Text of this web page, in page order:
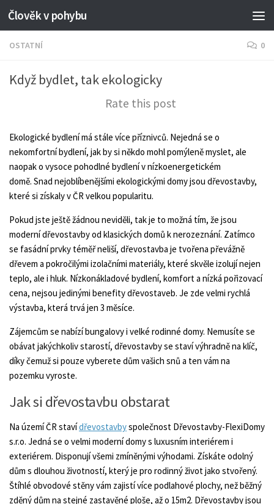
Člověk v pohybu
OSTATNÍ 0
Když bydlet, tak ekologicky
Rate this post
Ekologické bydlení má stále více příznivců. Nejedná se o
nekomfortní bydlení, jak by si někdo mohl pomýleně myslet, ale
naopak o vysoce pohodlné bydlení v nízkoenergetickém
domě. Snad nejoblíbenějšími ekologickými domy jsou dřevostavby,
které si získaly v ČR velkou popularitu.
Pokud jste ještě žádnou neviděli, tak je to možná tím, že jsou
moderní dřevostavby od klasických domů k nerozeznání. Zatímco
se fasádní prvky téměř neliší, dřevostavba je tvořena převážně
dřevem a pokročilými izolačními materiály, které skvěle izolují nejen
teplo, ale i hluk. Nízkonákladové bydlení, komfort a nízká pořizovací
cena, nejsou jedinými benefity dřevostaveb. Je zde velmi rychlá
výstavba, která trvá jen 3 měsíce.
Zájemcům se nabízí bungalovy i velké rodinné domy. Nemusíte se
obávat jakýchkoliv starostí, dřevostavby se staví výhradně na klíč,
díky čemuž si pouze vyberete dům vašich snů a ten vám na
pozemku vyroste.
Jak si dřevostavbu obstarat
Na území ČR stavídřevostavbyspolečnost Dřevostavby-FlexiDomy
s.r.o. Jedná se o velmi moderní domy s luxusním interiérem i
exteriérem. Disponují všemi zmíněnými výhodami. Získáte odolný
dům s dlouhou životností, který je pro rodinný život jako stvořený.
Štíhlé obvodové stěny vám zajistí více podlahové plochy, než běžný
zděný dům na stejné zastavěné ploše, až o 15m2. Dřevostavby jsou